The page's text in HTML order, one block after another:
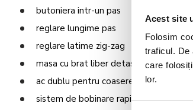
Acest site
Folosim
traficul. De
care
lor.
butoniera intr-un pas
reglare lungime pas
reglare latime zig-zag
masa cu brat liber detasabil
ac dublu pentru coasere in 2 culori
sistem de bobinare rapida